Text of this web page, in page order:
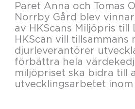
Paret Anna och Tomas
Norrby Gård blev
av HKScans Miljöpris till
HKScan vill tillsammans
djurleverantörer
förbättra hela
miljöpriset ska bidra till
utvecklingsarbetet